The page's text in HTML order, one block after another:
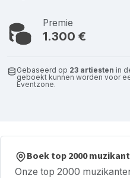
Premie
1.300 €
Gebaseerd op 23 artiesten in
geboekt kunnen worden voor
Eventzone.
Boek top 2000
Onze top 2000